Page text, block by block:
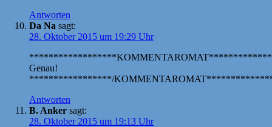
Antworten
Da Na sagt:
28. Oktober 2015 um 19:29 Uhr
Genau!
*****************/
Antworten
B. Anker sagt:
28. Oktober 2015 um 19:13 Uhr